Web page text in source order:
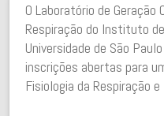
O Laboratório de
Respiração do Instituto
Universidade de São
inscrições abertas para
Fisiologia da Respiração